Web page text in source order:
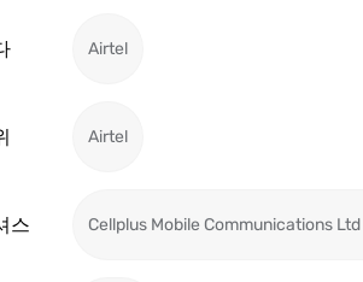
Airtel
Airtel
스 Cellplus Mobile Communications Ltd